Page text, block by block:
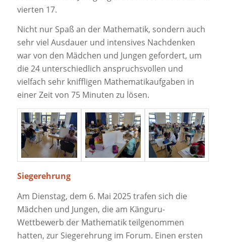
vierten 17.
Nicht nur Spaß an der Mathematik, sondern auch
sehr viel Ausdauer und intensives Nachdenken
war von den Mädchen und Jungen gefordert, um
die 24 unterschiedlich anspruchsvollen und
vielfach sehr kniffligen Mathematikaufgaben in
einer Zeit von 75 Minuten zu lösen.
Siegerehrung
Am Dienstag, dem 6. Mai 2025 trafen sich die
Mädchen und Jungen, die am Känguru-
Wettbewerb der Mathematik teilgenommen
hatten, zur Siegerehrung im Forum. Einen ersten